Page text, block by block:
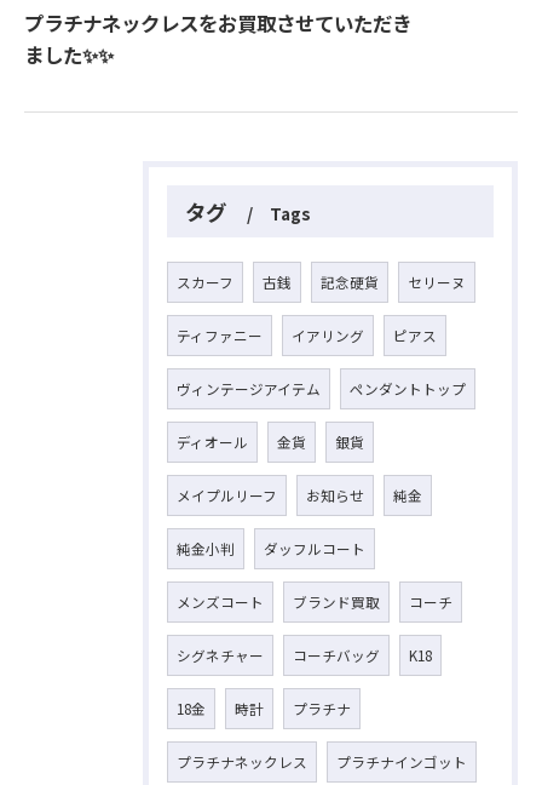
プラチナネックレスをお買取させていただき
ました✨✨
タグ Tags
スカーフ 古銭 記念硬貨 セリーヌ
ティファニー イアリング ピアス
ヴィンテージアイテム ペンダントトップ
ディオール 金貨 銀貨
メイプルリーフ お知らせ 純金
純金小判 ダッフルコート
メンズコート ブランド買取 コーチ
シグネチャー コーチバッグ K18
18金 時計 プラチナ
プラチナネックレス プラチナインゴット